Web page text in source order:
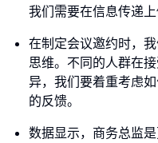
我们需要在信息传递上
在制定会议邀约时，
思维。不同的人群在
异，我们要着重考虑
的反馈。
数据显示，商务总监